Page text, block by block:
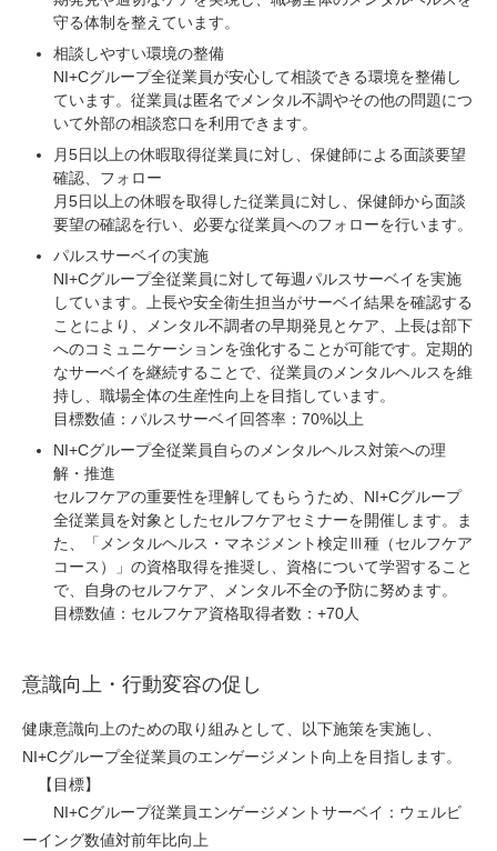
守る体制を整えています。
相談しやすい環境の整備
NI+Cグループ全従業員が安心して相談できる環境を整備し
ています。従業員は匿名でメンタル不調やその他の問題につ
いて外部の相談窓口を利用できます。
月5日以上の休暇取得従業員に対し、保健師による面談要望
確認、フォロー
月5日以上の休暇を取得した従業員に対し、保健師から面談
要望の確認を行い、必要な従業員へのフォローを行います。
パルスサーベイの実施
NI+Cグループ全従業員に対して毎週パルスサーベイを実施
しています。上長や安全衛生担当がサーベイ結果を確認する
ことにより、メンタル不調者の早期発見とケア、上長は部下
へのコミュニケーションを強化することが可能です。定期的
なサーベイを継続することで、従業員のメンタルヘルスを維
持し、職場全体の生産性向上を目指しています。
目標数値：パルスサーベイ回答率：70%以上
NI+Cグループ全従業員自らのメンタルヘルス対策への理
解・推進
セルフケアの重要性を理解してもらうため、NI+Cグループ
全従業員を対象としたセルフケアセミナーを開催します。ま
た、「メンタルヘルス・マネジメント検定Ⅲ種（セルフケア
コース）」の資格取得を推奨し、資格について学習すること
で、自身のセルフケア、メンタル不全の予防に努めます。
目標数値：セルフケア資格取得者数：+70人
意識向上・行動変容の促し
健康意識向上のための取り組みとして、以下施策を実施し、
NI+Cグループ全従業員のエンゲージメント向上を目指します。
【目標】
NI+Cグループ従業員エンゲージメントサーベイ：ウェルビ
ーイング数値対前年比向上